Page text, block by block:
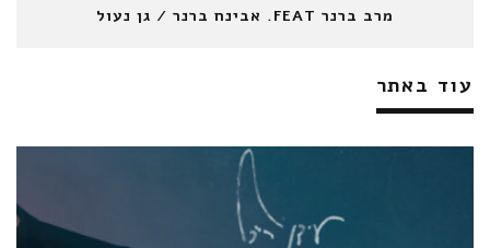
מרב ברנר FEAT. אבינח ברנר / גן נעול
עוד באתר